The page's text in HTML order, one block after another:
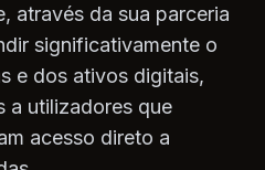
através da sua parceria
significativamente o
e dos ativos digitais,
a utilizadores que
acesso direto a